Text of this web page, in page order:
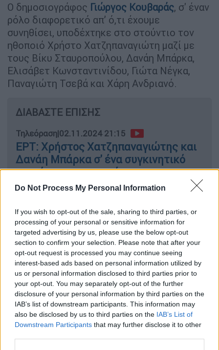
Do Not Process My Personal Information
If you wish to opt-out of the sale, sharing to third parties, or
processing of your personal or sensitive information for
targeted advertising by us, please use the below opt-out
section to confirm your selection. Please note that after your
opt-out request is processed you may continue seeing
interest-based ads based on personal information utilized by
us or personal information disclosed to third parties prior to
your opt-out. You may separately opt-out of the further
disclosure of your personal information by third parties on the
IAB’s list of downstream participants. This information may
also be disclosed by us to third parties on the IAB’s List of
Downstream Participants that may further disclose it to other
Ο δημοσιογράφος Γιώργος Κουβαράς, σ' έναν
ρόλο διαφορετικό απ’ ό,τι έχουμε
συνηθίσει, υποδέχτηκε στο στούντιο τον
ηθοποιό Χρήστο Χατζηπαναγιώτη μαζί με
τους Βίκυ Σταυροπούλου, Δανάη Μπάρκα,
Ελισάβετ Κωνσταντινίδου, Γιώτα Νέγκα,
Παναγιώτη Τσεβά και Χάρη Ανδριανό.
ΔΙΑΒΑΣΤΕ ΕΠΙΣΗΣ
Τηλεόραση|02.11.2024 21:15
ΕΡΤ: Χρήστος Χατζηπαναγιώτης και
Δανάη Μπάρκα σ' ένα συγκινητικό
ντουέτο στην πρεμιέρα της
εκπομπής «Παρέα»
Κατά τη διάρκεια της εκπομπής, ηΔανάη
Μπάρκακαι ο Χρήστος Χατζηπαναγιώτης
μίλησαν για το ιδιαίτερο δέσιμό τους.
«Σ' ένα ταξίδι τον είχα ρωτήσει αν μπορώ να
τον λέω μπαμπά και μου είχε απαντήσει ότι
μπορώ να τον λέω όπως θέλω. Φυσικά όμως
και έχω τον μπαμπά μου που ποτέ δεν
αμφισβητήθηκε αυτό, εννοώ τον βιολογικό
μπαμπά. Ίσα - ίσα το υπέροχο είναι ότι όλοι